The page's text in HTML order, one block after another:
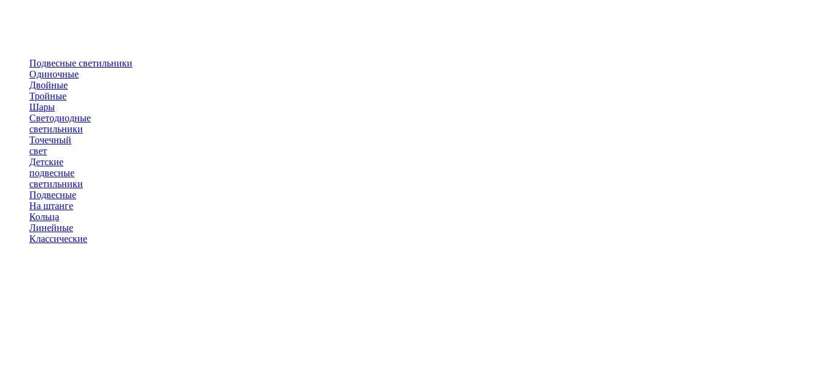
Подвесные светильники
Одиночные
Двойные
Тройные
Шары
Светодиодные
светильники
Точечный
свет
Детские
подвесные
светильники
Подвесные
На штанге
Кольца
Линейные
Классические